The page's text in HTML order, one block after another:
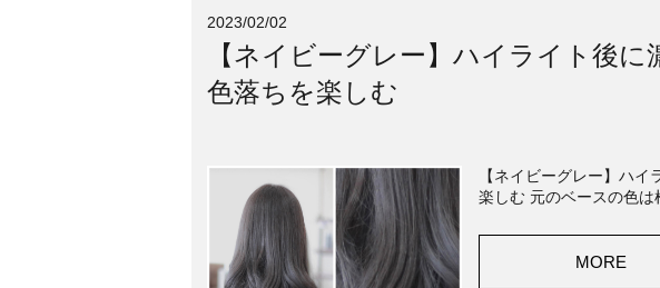
2023/02/02
【ネイビーグレー】ハイライト後
色落ちを楽しむ
【ネイビーグレー】ハ
楽しむ 元のベースの色
MORE